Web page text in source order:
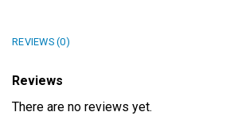
REVIEWS (0)
Reviews
There are no reviews yet.